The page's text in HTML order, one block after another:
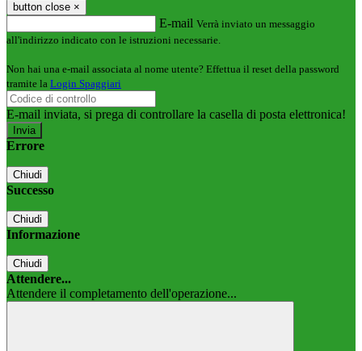
button close ×
E-mail Verrà inviato un messaggio
all'indirizzo indicato con le istruzioni necessarie.
Non hai una e-mail associata al nome utente? Effettua il reset della password
tramite la Login Spaggiari
E-mail inviata, si prega di controllare la casella di posta elettronica!
Errore
Chiudi
Successo
Chiudi
Informazione
Chiudi
Attendere...
Attendere il completamento dell'operazione...